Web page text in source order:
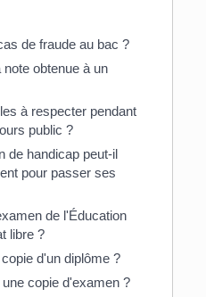
de fraude au bac ?
obtenue à un
à respecter pendant
public ?
de handicap peut-il
pour passer ses
de l'Éducation
libre ?
d'un diplôme ?
copie d'examen ?